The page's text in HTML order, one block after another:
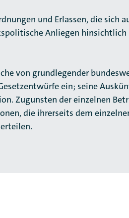
und Erlassen, die sich
Anliegen
von grund­le­gen­­der
ein; seine
Zugunsten der ein­zel­nen
die ihrer­seits dem